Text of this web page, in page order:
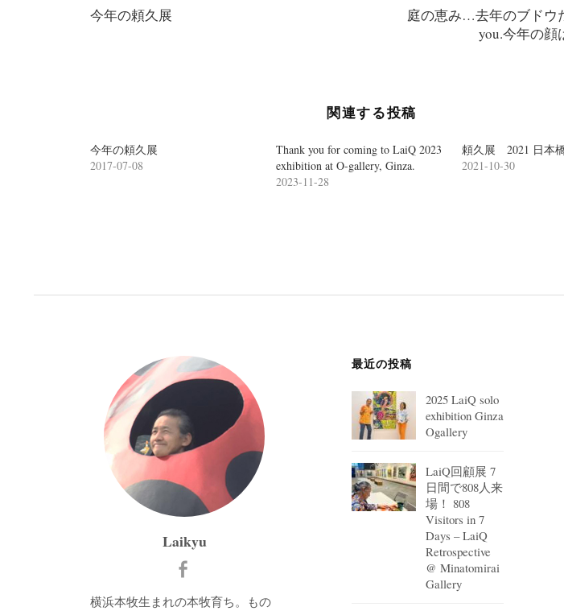
リ
ッ
ィ
ン
ド
稿
シ
今年の頼久展
庭の恵み…去年のブドウ
you.今年の顔
関連する投稿
今年の頼久展
2017-07-08
Thank you for coming to LaiQ 2023
exhibition at O-gallery, Ginza.
2023-11-28
頼久展 2021 日本
2021-10-30
Laikyu
横浜本牧生まれの本牧育ち。もの
最近の投稿
2025 LaiQ solo
exhibition Ginza
Ogallery
LaiQ回顧展 7
日間で808人来
場！ 808
Visitors in 7
Days – LaiQ
Retrospective
@ Minatomirai
Gallery